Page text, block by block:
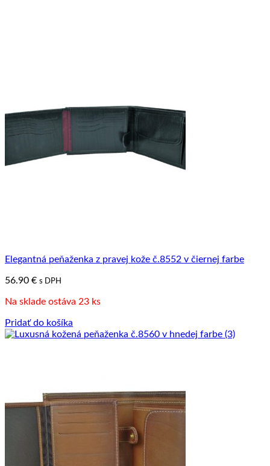
Elegantná peňaženka z pravej kože č.8552 v čiernej farbe
56.90 € s DPH
Na sklade ostáva 23 ks
Pridať do košíka